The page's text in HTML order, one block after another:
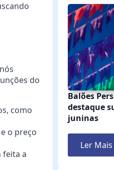
do
como
o preço
feita a
Balões
destaque
juninas
Ler Mais